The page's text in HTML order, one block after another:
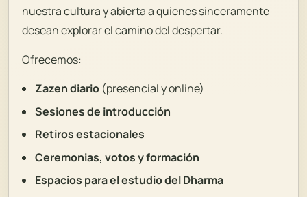
nuestra cultura y abierta a quienes sinceramente
desean explorar el camino del despertar.
Ofrecemos:
Zazen diario (presencial y online)
Sesiones de introducción
Retiros estacionales
Ceremonias, votos y formación
Espacios para el estudio del Dharma